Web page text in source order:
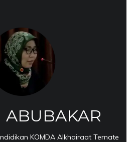
ABUBAKAR
KOMDA Alkhairaat Ternate